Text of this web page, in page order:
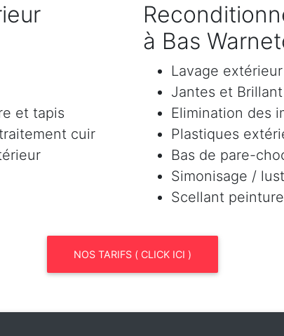
et tapis
cuir
à Bas
Lavage extérieur
Jantes et
Elimination des
Plastiques
Bas de pare-
Simonisage /
Scellant
NOS TARIFS ( CLICK ICI )